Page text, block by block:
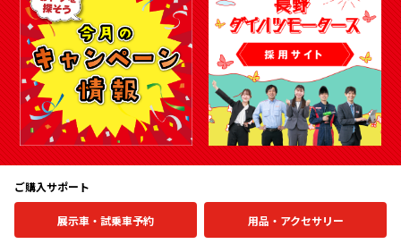
アフターサポート
会社情報
カタ
リコ
ご購入サポート
展示車・試乗車予約 用品・アクセサリー